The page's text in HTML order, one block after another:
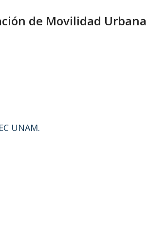
de Movilidad Urbana
UNAM.